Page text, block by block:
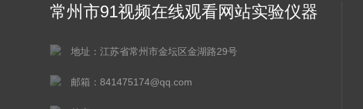
常州市91视频在线观看网站实验仪器
地址：江苏省常州市金坛区金湖路29号
邮箱：841475174@qq.com